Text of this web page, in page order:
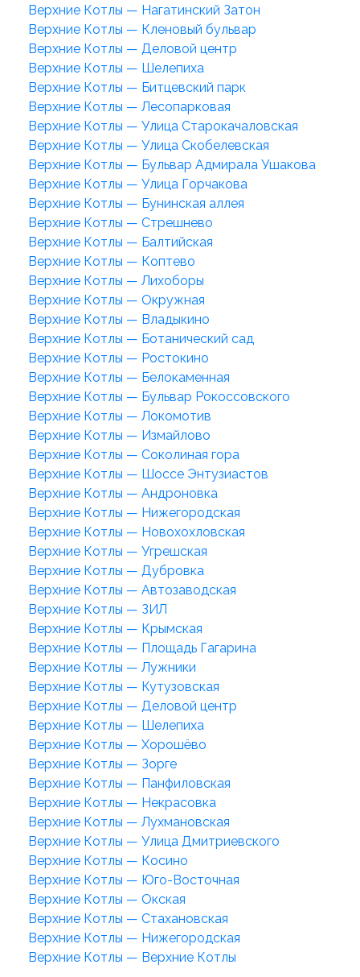
Верхние Котлы — Нагатинский Затон
Верхние Котлы — Кленовый бульвар
Верхние Котлы — Деловой центр
Верхние Котлы — Шелепиха
Верхние Котлы — Битцевский парк
Верхние Котлы — Лесопарковая
Верхние Котлы — Улица Старокачаловская
Верхние Котлы — Улица Скобелевская
Верхние Котлы — Бульвар Адмирала Ушакова
Верхние Котлы — Улица Горчакова
Верхние Котлы — Бунинская аллея
Верхние Котлы — Стрешнево
Верхние Котлы — Балтийская
Верхние Котлы — Коптево
Верхние Котлы — Лихоборы
Верхние Котлы — Окружная
Верхние Котлы — Владыкино
Верхние Котлы — Ботанический сад
Верхние Котлы — Ростокино
Верхние Котлы — Белокаменная
Верхние Котлы — Бульвар Рокоссовского
Верхние Котлы — Локомотив
Верхние Котлы — Измайлово
Верхние Котлы — Соколиная гора
Верхние Котлы — Шоссе Энтузиастов
Верхние Котлы — Андроновка
Верхние Котлы — Нижегородская
Верхние Котлы — Новохохловская
Верхние Котлы — Угрешская
Верхние Котлы — Дубровка
Верхние Котлы — Автозаводская
Верхние Котлы — ЗИЛ
Верхние Котлы — Крымская
Верхние Котлы — Площадь Гагарина
Верхние Котлы — Лужники
Верхние Котлы — Кутузовская
Верхние Котлы — Деловой центр
Верхние Котлы — Шелепиха
Верхние Котлы — Хорошёво
Верхние Котлы — Зорге
Верхние Котлы — Панфиловская
Верхние Котлы — Некрасовка
Верхние Котлы — Лухмановская
Верхние Котлы — Улица Дмитриевского
Верхние Котлы — Косино
Верхние Котлы — Юго-Восточная
Верхние Котлы — Окская
Верхние Котлы — Стахановская
Верхние Котлы — Нижегородская
Верхние Котлы — Верхние Котлы